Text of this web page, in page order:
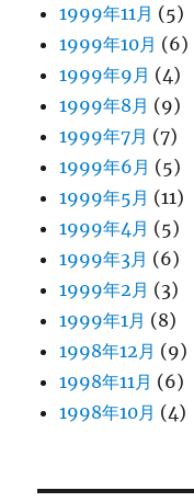
1999年11月 (5)
1999年10月 (6)
1999年9月 (4)
1999年8月 (9)
1999年7月 (7)
1999年6月 (5)
1999年5月 (11)
1999年4月 (5)
1999年3月 (6)
1999年2月 (3)
1999年1月 (8)
1998年12月 (9)
1998年11月 (6)
1998年10月 (4)